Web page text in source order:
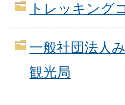
トレッキング
一般社団法人
観光局